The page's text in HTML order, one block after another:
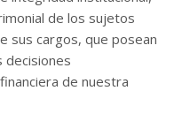
de los sujetos
sus cargos, que posean
decisiones
de nuestra